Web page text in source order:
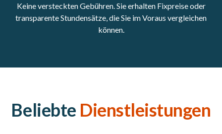
Keine versteckten Gebühren. Sie erhalten Fixpreise oder
transparente Stundensätze, die Sie im Voraus vergleichen
können.
Beliebte Dienstleistungen